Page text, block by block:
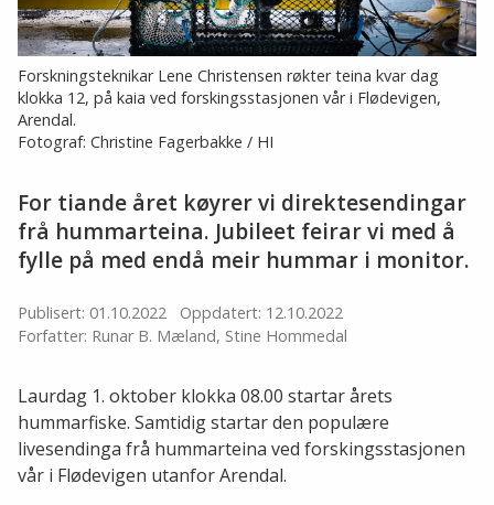
Forskningsteknikar Lene Christensen røkter teina kvar dag
klokka 12, på kaia ved forskingsstasjonen vår i Flødevigen,
Arendal.
Fotograf: Christine Fagerbakke / HI
For tiande året køyrer vi direktesendingar
frå hummarteina. Jubileet feirar vi med å
fylle på med endå meir hummar i monitor.
Publisert: 01.10.2022
Oppdatert: 12.10.2022
Forfatter: Runar B. Mæland, Stine Hommedal
Laurdag 1. oktober klokka 08.00 startar årets
hummarfiske. Samtidig startar den populære
livesendinga frå hummarteina ved forskingsstasjonen
vår i Flødevigen utanfor Arendal.